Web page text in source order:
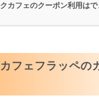
カフェのクーポン利用は
フェフラッペの